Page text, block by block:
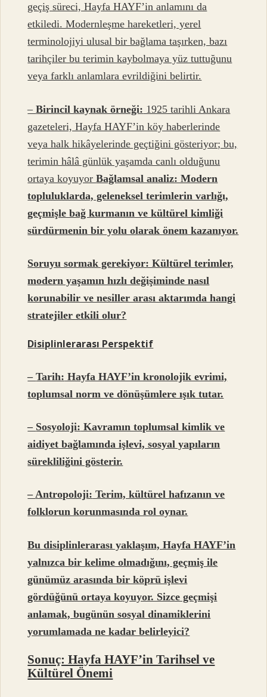
geçiş süreci, Hayfa HAYF’in anlamını da
etkiledi. Modernleşme hareketleri, yerel
terminolojiyi ulusal bir bağlama taşırken, bazı
tarihçiler bu terimin kaybolmaya yüz tuttuğunu
veya farklı anlamlara evrildiğini belirtir.
–Birincil kaynak örneği: 1925 tarihli Ankara
gazeteleri, Hayfa HAYF’in köy haberlerinde
veya halk hikâyelerinde geçtiğini gösteriyor; bu,
terimin hâlâ günlük yaşamda canlı olduğunu
ortaya koyuyorBağlamsal analiz: Modern
topluluklarda, geleneksel terimlerin varlığı,
geçmişle bağ kurmanın ve kültürel kimliği
sürdürmenin bir yolu olarak önem kazanıyor.
Soruyu sormak gerekiyor: Kültürel terimler,
modern yaşamın hızlı değişiminde nasıl
korunabilir ve nesiller arası aktarımda hangi
stratejiler etkili olur?
Disiplinlerarası Perspektif
–Tarih: Hayfa HAYF’in kronolojik evrimi,
toplumsal norm ve dönüşümlere ışık tutar.
– Sosyoloji: Kavramın toplumsal kimlik ve
aidiyet bağlamında işlevi, sosyal yapıların
sürekliliğini gösterir.
–Antropoloji: Terim, kültürel hafızanın ve
folklorun korunmasında rol oynar.
Bu disiplinlerarası yaklaşım, Hayfa HAYF’in
yalnızca bir kelime olmadığını, geçmiş ile
günümüz arasında bir köprü işlevi
gördüğünü ortaya koyuyor. Sizce geçmişi
anlamak, bugünün sosyal dinamiklerini
yorumlamada ne kadar belirleyici?
Sonuç: Hayfa HAYF’in Tarihsel ve
Kültürel Önemi